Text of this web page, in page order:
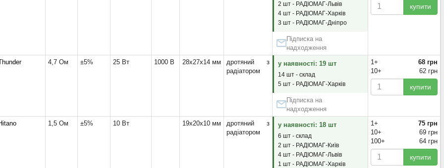
2 шт - РАДІОМАГ-Львів
4 шт - РАДІОМАГ-Харків
3 шт - РАДІОМАГ-Дніпро
Підписка на
надходження
купити
4,7 Ом ±5% 25 Вт 1000 В 28x27x14 мм
дротяний з
радіатором
у наявності: 19 шт
14 шт - склад
5 шт - РАДІОМАГ-Харків
Підписка на
надходження
1+
68 грн
10+
62 грн
купити
1,5 Ом ±5% 10 Вт 19x20x10 мм
дротяний з
радіатором
у наявності: 18 шт
6 шт - склад
2 шт - РАДІОМАГ-Київ
4 шт - РАДІОМАГ-Львів
1 шт - РАДІОМАГ-Харків
1+
75 грн
10+
69 грн
100+
64 грн
купити